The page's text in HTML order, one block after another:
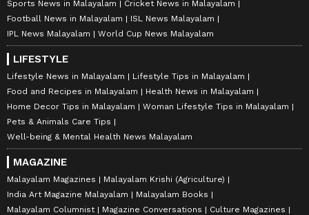
Sports News in Malayalam
Cricket News in Malayalam
Football News in Malayalam
ISL News Malayalam
IPL News Malayalam
World Cup News Malayalam
LIFESTYLE
Lifestyle News in Malayalam
Lifestyle Tips in Malayalam
Food and Recipes in Malayalam
Health News in Malayalam
Home Decor Tips in Malayalam
Woman Lifestyle Tips in Malayalam
Pets & Animals Care Tips
Well-being & Mental Health News Malayalam
MAGAZINE
Malayalam Magazines
Malayalam Krishi (Agriculture)
India Art Magazine Malayalam
Malayalam Books
Malayalam Columnist
Magazine Conversations
Culture Magazines